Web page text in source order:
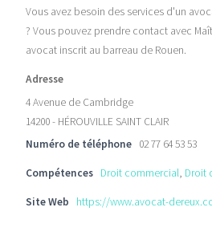
Vous avez besoin des services d'un
? Vous pouvez prendre contact avec
avocat inscrit au barreau de Rouen.
Adresse
4 Avenue de Cambridge
14200 - HÉROUVILLE SAINT CLAIR
Numéro de téléphone 02 77 64 53 53
Compétences Droit commercial, Droit
Site Web https://www.avocat-